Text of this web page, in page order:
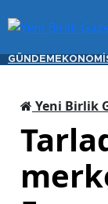
GÜNDEM EKONOMİ
Yeni Birlik